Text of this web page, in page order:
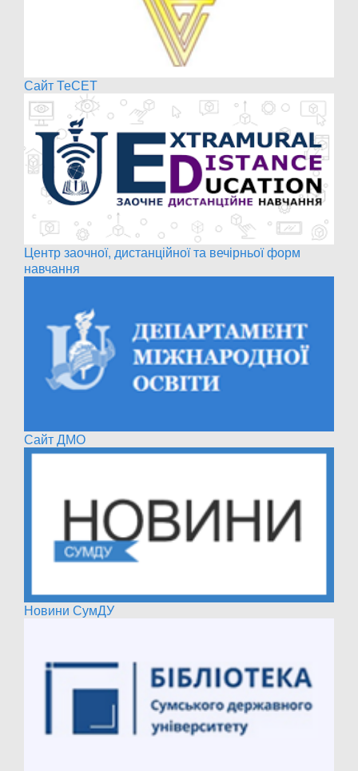
Сайт ТеСЕТ
Центр заочної, дистанційної та вечірньої форм
навчання
Сайт ДМО
Новини СумДУ